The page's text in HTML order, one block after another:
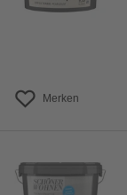
Merken